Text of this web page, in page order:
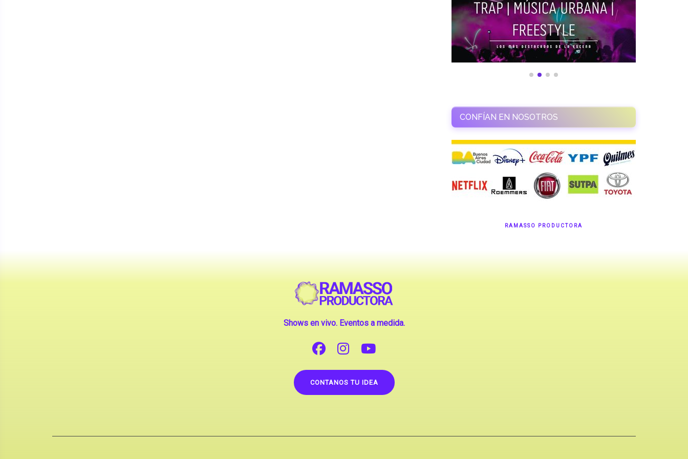
CONFÍAN EN NOSOTROS
RAMASSO PRODUCTORA
Shows en vivo. Eventos a medida.
CONTANOS TU IDEA